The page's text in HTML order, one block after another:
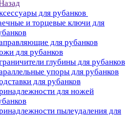
для рубанков
и торцевые ключи для
для рубанков
для рубанков
глубины для рубанков
упоры для рубанков
для рубанков
для ножей
пылеудаления для